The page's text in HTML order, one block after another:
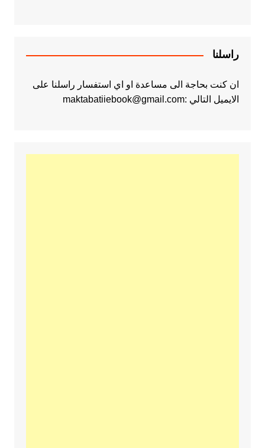
راسلنا
ان كنت بحاجة الى مساعدة او اي استفسار راسلنا على
الايميل التالي :maktabatiiebook@gmail.com